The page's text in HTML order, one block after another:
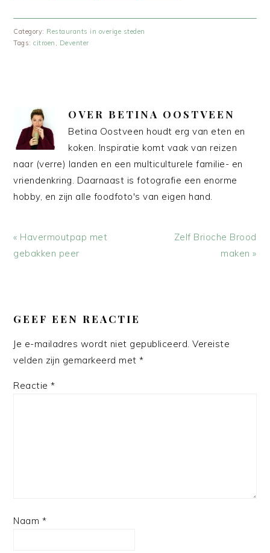
Category: Restaurants in overige steden
Tags:citroen , Deventer
OVERBETINA OOSTVEEN
Betina Oostveen houdt erg van eten en
koken. Inspiratie komt vaak van reizen
naar (verre) landen en een multiculturele familie- en
vriendenkring. Daarnaast is fotografie een enorme
hobby, en zijn alle foodfoto's van eigen hand.
Vorig
bericht:
« Havermoutpap met
gebakken peer
Volgend
Zelf Brioche Brood
maken »
INTERACTIES
GEEF EEN REACTIE
Je e-mailadres wordt niet gepubliceerd. Vereiste
velden zijn gemarkeerd met*
Reactie*
Naam *